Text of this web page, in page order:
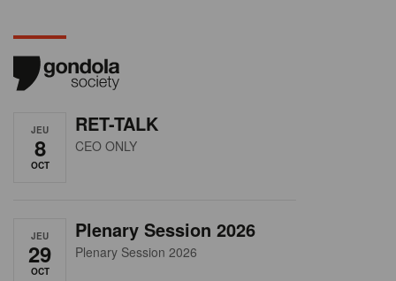
JEU
8
OCT
RET-TALK
CEO ONLY
JEU
29
OCT
Plenary Session 2026
Plenary Session 2026